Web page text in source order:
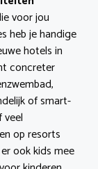
voor jou
heb je handige
hotels in
concreter
of smart-
op resorts
ook kids mee